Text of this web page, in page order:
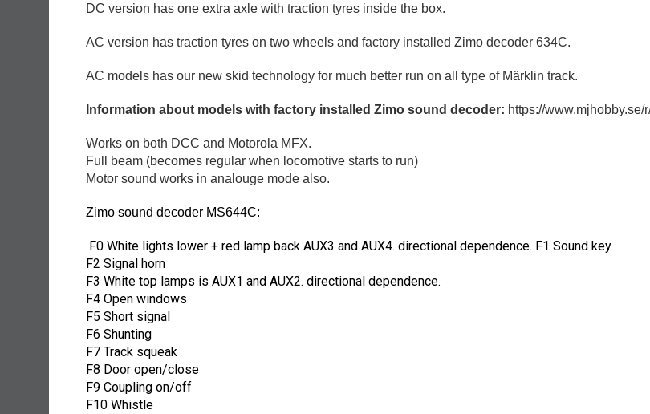
DC version has one extra axle with traction tyres inside the box.
AC version has traction tyres on two wheels and factory installed Zimo decoder 634C.
AC models has our new skid technology for much better run on all type of Märklin track.
Information about models with factory installed Zimo sound decoder: https://
Works on both DCC and Motorola MFX.
Full beam (becomes regular when locomotive starts to run)
Motor sound works in analouge mode also.
Zimo sound decoder MS644C:
F0 White lights lower + red lamp back AUX3 and AUX4. directional dependence. F1 Sound key
F2 Signal horn
F3 White top lamps is AUX1 and AUX2. directional dependence.
F4 Open windows
F5 Short signal
F6 Shunting
F7 Track squeak
F8 Door open/close
F9 Coupling on/off
F10 Whistle